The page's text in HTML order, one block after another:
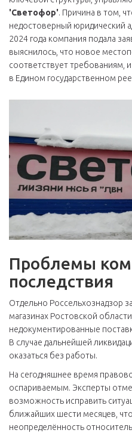
'Светофор'. Причина в том,
недостоверный юридический
2024 года компания подала
выяснилось, что новое
соответствует требованиям,
в Едином государственном
Проблемы
последствия
Отдельно Россельхознадзор
магазинах Ростовской
недокументированные
В случае дальнейшей
оказаться без работы.
На сегодняшнее время
оспариваемым. Эксперты
возможность исправить
ближайших шести месяцев,
неопределённость